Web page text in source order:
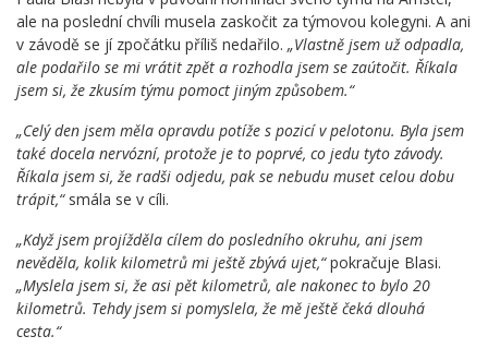
ale na poslední chvíli musela zaskočit za týmovou kolegyni. A ani
v závodě se jí zpočátku příliš nedařilo. „Vlastně jsem už odpadla,
ale podařilo se mi vrátit zpět a rozhodla jsem se zaútočit. Říkala
jsem si, že zkusím týmu pomoct jiným způsobem.“
„Celý den jsem měla opravdu potíže s pozicí v pelotonu. Byla jsem
také docela nervózní, protože je to poprvé, co jedu tyto závody.
Říkala jsem si, že radši odjedu, pak se nebudu muset celou dobu
trápit,“smála se v cíli.
„Když jsem projížděla cílem do posledního okruhu, ani jsem
nevěděla, kolik kilometrů mi ještě zbývá ujet,“pokračuje Blasi.
„Myslela jsem si, že asi pět kilometrů, ale nakonec to bylo 20
kilometrů. Tehdy jsem si pomyslela, že mě ještě čeká dlouhá
cesta.“